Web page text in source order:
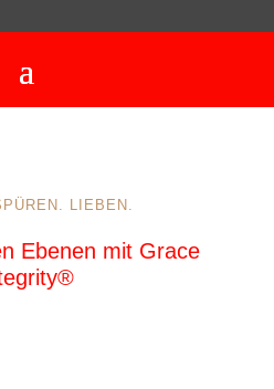
LIEBEN.
Ebenen mit Grace